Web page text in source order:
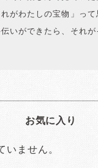
がわたしの宝物」って
いができたら、それ
お気に入り
いません。